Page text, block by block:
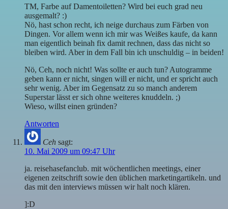
TM, Farbe auf Damentoiletten? Wird bei euch grad neu
ausgemalt? :)
Nö, hast schon recht, ich neige durchaus zum Färben von
Dingen. Vor allem wenn ich mir was Weißes kaufe, da kann
man eigentlich beinah fix damit rechnen, dass das nicht so
bleiben wird. Aber in dem Fall bin ich unschuldig – in beiden!
Nö, Ceh, noch nicht! Was sollte er auch tun? Autogramme
geben kann er nicht, singen will er nicht, und er spricht auch
sehr wenig. Aber im Gegensatz zu so manch anderem
Superstar lässt er sich ohne weiteres knuddeln. ;)
Wieso, willst einen gründen?
Antworten
Ceh sagt:
10. Mai 2009 um 09:47 Uhr
ja. reisehasefanclub. mit wöchentlichen meetings, einer
eigenen zeitschrift sowie den üblichen marketingartikeln. und
das mit den interviews müssen wir halt noch klären.
]:D